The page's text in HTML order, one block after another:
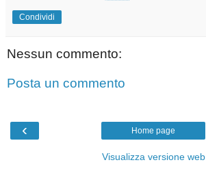
Condividi
Nessun commento:
Posta un commento
‹ Home page
Visualizza versione web